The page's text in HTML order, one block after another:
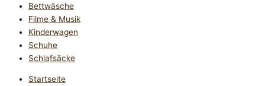
Bettwäsche
Filme & Musik
Kinderwagen
Schuhe
Schlafsäcke
Startseite